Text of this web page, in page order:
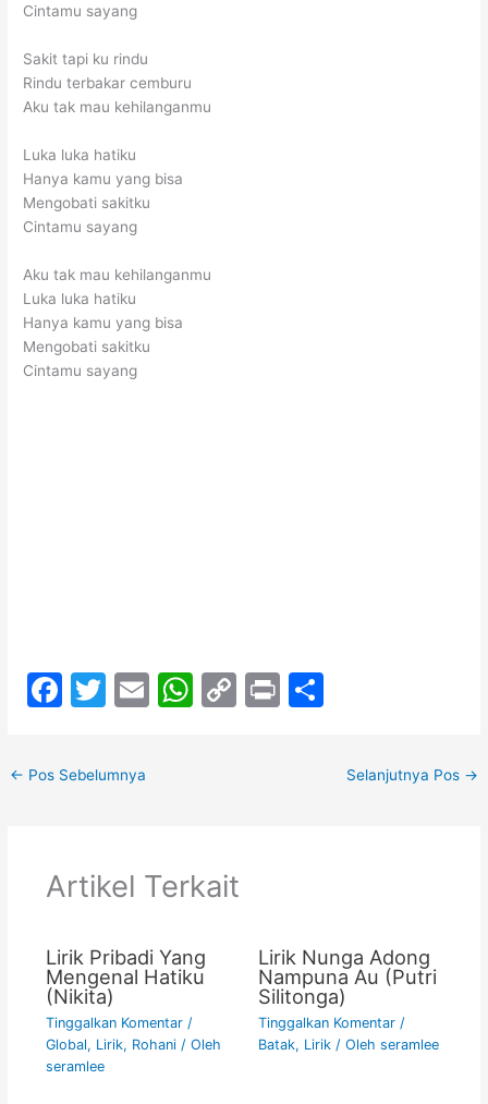
Cintamu sayang
Sakit tapi ku rindu
Rindu terbakar cemburu
Aku tak mau kehilanganmu
Luka luka hatiku
Hanya kamu yang bisa
Mengobati sakitku
Cintamu sayang
Aku tak mau kehilanganmu
Luka luka hatiku
Hanya kamu yang bisa
Mengobati sakitku
Cintamu sayang
F
c
e
o
T
er
E
W
p
C
k
Pr
ar
← Pos Sebelumnya Selanjutnya Pos →
Artikel Terkait
Lirik Pribadi Yang
Mengenal Hatiku
(Nikita)
Tinggalkan Komentar /
Global, Lirik, Rohani/ Oleh
seramlee
Lirik Nunga Adong
Nampuna Au (Putri
Silitonga)
Tinggalkan Komentar /
Batak, Lirik/ Oleh seramlee